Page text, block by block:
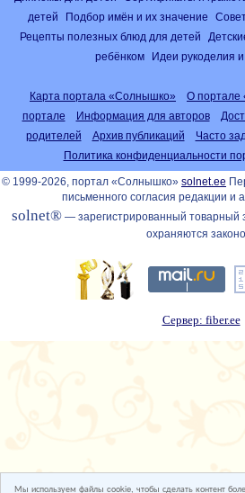
Мы используем файлы cookie, чтобы сделать контент
детей
Подбор имён и их значение
Рецепты полезных блюд для детей
ребёнком
Идеи рукоделия и
Карта портала «Солнышко» О портале
портале
Информация для авторов
родителей
Архив публикаций
Часто
Политика конфиденциальности
© 1999-2026, портал «Солнышко» solnet.ee
письменного согласия редакции и
solnet® — зарегистрированный товарный
охраняются
Сервер: fiber.ee